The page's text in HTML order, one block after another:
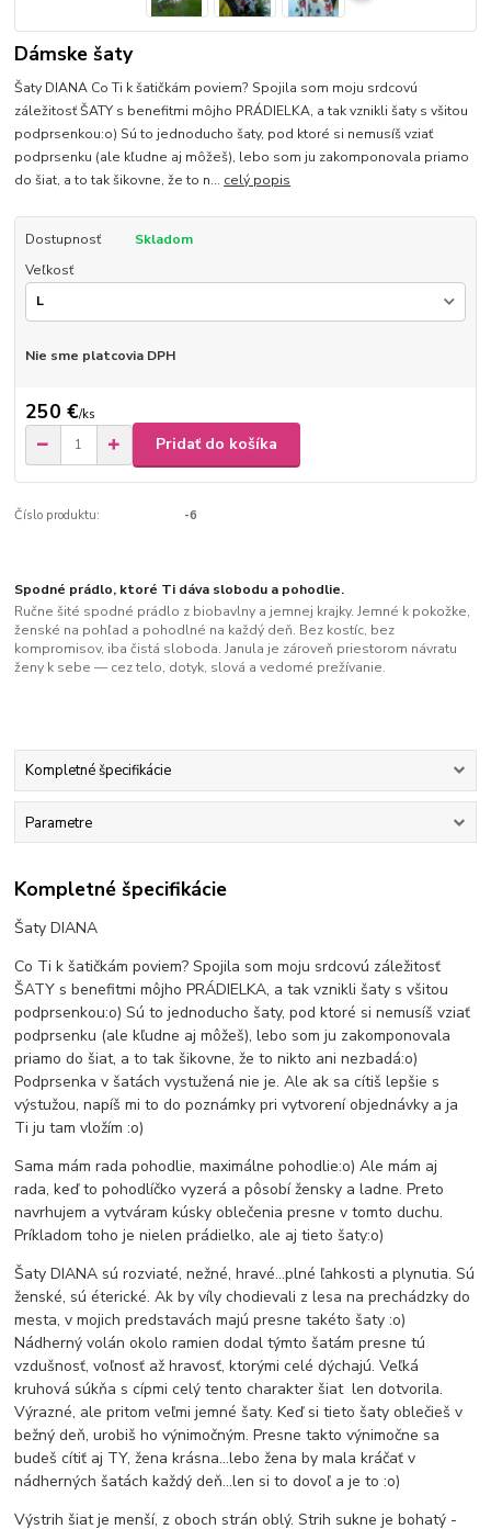
Dámske šaty
Šaty DIANA Co Ti k šatičkám poviem? Spojila som moju srdcovú
záležitosť ŠATY s benefitmi môjho PRÁDIELKA, a tak vznikli šaty s všitou
podprsenkou:o) Sú to jednoducho šaty, pod ktoré si nemusíš vziať
podprsenku (ale kľudne aj môžeš), lebo som ju zakomponovala priamo
do šiat, a to tak šikovne, že to n... celý popis
Dostupnosť
Skladom
Veľkosť
Nie sme platcovia DPH
250 €/ks
Pridať do košíka
Číslo produktu: -6
Spodné prádlo, ktoré Ti dáva slobodu a pohodlie.
Ručne šité spodné prádlo z biobavlny a jemnej krajky. Jemné k pokožke,
ženské na pohľad a pohodlné na každý deň. Bez kostíc, bez
kompromisov, iba čistá sloboda. Janula je zároveň priestorom návratu
ženy k sebe — cez telo, dotyk, slová a vedomé prežívanie.
Kompletné špecifikácie
Parametre
Kompletné špecifikácie
Šaty DIANA
Co Ti k šatičkám poviem? Spojila som moju srdcovú záležitosť
ŠATY s benefitmi môjho PRÁDIELKA, a tak vznikli šaty s všitou
podprsenkou:o) Sú to jednoducho šaty, pod ktoré si nemusíš vziať
podprsenku (ale kľudne aj môžeš), lebo som ju zakomponovala
priamo do šiat, a to tak šikovne, že to nikto ani nezbadá:o)
Podprsenka v šatách vystužená nie je. Ale ak sa cítiš lepšie s
výstužou, napíš mi to do poznámky pri vytvorení objednávky a ja
Ti ju tam vložím :o)
Sama mám rada pohodlie, maximálne pohodlie:o) Ale mám aj
rada, keď to pohodlíčko vyzerá a pôsobí žensky a ladne. Preto
navrhujem a vytváram kúsky oblečenia presne v tomto duchu.
Príkladom toho je nielen prádielko, ale aj tieto šaty:o)
Šaty DIANA sú rozviaté, nežné, hravé...plné ľahkosti a plynutia. Sú
ženské, sú éterické. Ak by víly chodievali z lesa na prechádzky do
mesta, v mojich predstavách majú presne takéto šaty :o)
Nádherný volán okolo ramien dodal týmto šatám presne tú
vzdušnosť, voľnosť až hravosť, ktorými celé dýchajú. Veľká
kruhová súkňa s cípmi celý tento charakter šiat len dotvorila.
Výrazné, ale pritom veľmi jemné šaty. Keď si tieto šaty oblečieš v
bežný deň, urobiš ho výnimočným. Presne takto výnimočne sa
budeš cítiť aj TY, žena krásna...lebo žena by mala kráčať v
nádherných šatách každý deň...len si to dovoľ a je to :o)
Výstrih šiat je menší, z oboch strán oblý. Strih sukne je bohatý -